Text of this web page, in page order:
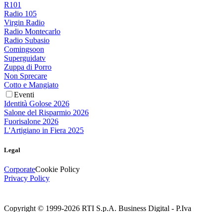
R101
Radio 105
Virgin Radio
Radio Montecarlo
Radio Subasio
Comingsoon
Superguidatv
Zuppa di Porro
Non Sprecare
Cotto e Mangiato
Eventi
Identità Golose 2026
Salone del Risparmio 2026
Fuorisalone 2026
L'Artigiano in Fiera 2025
Legal
CorporateCookie Policy
Privacy Policy
Copyright © 1999-2026 RTI S.p.A. Business Digital - P.Iva